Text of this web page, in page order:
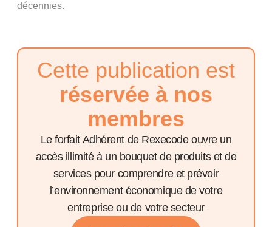
décennies.
Cette publication est
réservée à nos
membres
Le forfait Adhérent de Rexecode ouvre un
accès illimité à un bouquet de produits et de
services pour comprendre et prévoir
l’environnement économique de votre
entreprise ou de votre secteur